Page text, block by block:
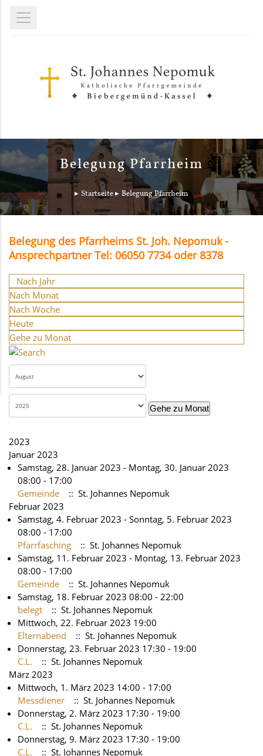
Belegung Pfarrheim
Startseite Belegung Pfarrheim
Belegung des Pfarrheims St. Joh. Nepomuk -
Ansprechpartner Tel: 06050 7734 oder 8378
Nach Jahr
Nach Monat
Nach Woche
Heute
Gehe zu Monat
Gehe zu Monat
2023
Januar 2023
Samstag, 28. Januar 2023 - Montag, 30. Januar 2023
08:00 - 17:00
Gemeinde
:: St. Johannes Nepomuk
Februar 2023
Samstag, 4. Februar 2023 - Sonntag, 5. Februar 2023
08:00 - 17:00
Pfarrfasching
:: St. Johannes Nepomuk
Samstag, 11. Februar 2023 - Montag, 13. Februar 2023
08:00 - 17:00
Gemeinde
:: St. Johannes Nepomuk
Samstag, 18. Februar 2023 08:00 - 22:00
belegt
:: St. Johannes Nepomuk
Mittwoch, 22. Februar 2023 19:00
Elternabend
:: St. Johannes Nepomuk
Donnerstag, 23. Februar 2023 17:30 - 19:00
C.L.
:: St. Johannes Nepomuk
März 2023
Mittwoch, 1. März 2023 14:00 - 17:00
Messdiener
:: St. Johannes Nepomuk
Donnerstag, 2. März 2023 17:30 - 19:00
C.L.
:: St. Johannes Nepomuk
Donnerstag, 9. März 2023 17:30 - 19:00
C.L.
:: St. Johannes Nepomuk